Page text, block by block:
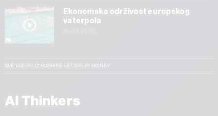
Ekonomska održivost europskog
vaterpola
SVE VIJESTI IZ RUBRIKE LET’S PLAY MONEY
AI Thinkers